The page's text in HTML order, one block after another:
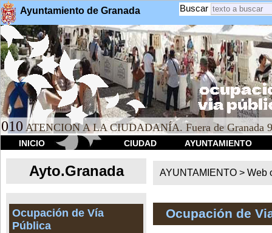
Ayuntamiento de Granada Buscar
010 ATENCION A LA CIUDADANÍA. Fuera de Granada
INICIO CIUDAD AYUNTAMIENTO
Ayto.Granada
Ocupación de Vía
Pública
AYUNTAMIENTO > Web
Ocupación de